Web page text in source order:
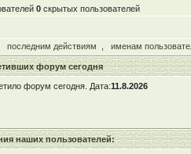
0скрытых пользователей
последним действиям именам
форум сегодня
форум сегодня. Дата:11.8.2026
наших пользователей: